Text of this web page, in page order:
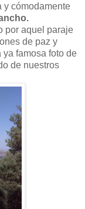
y cómodamente
por aquel paraje
de paz y
famosa foto de
de nuestros